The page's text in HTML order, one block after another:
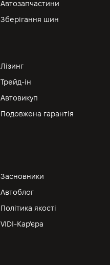
Автозапчастини
Зберігання шин
Лізинг
Трейд-ін
Автовикуп
Подовжена гарантія
Засновники
Автоблог
Політика якості
VIDI-Кар'єра